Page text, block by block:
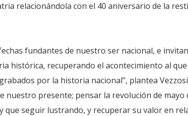
relacionándola con el 40 aniversario de la
fundantes de nuestro ser nacional, e
histórica, recuperando el acontecimiento al
por la historia nacional”, plantea
nuestro presente; pensar la revolución de mayo
que seguir lustrando, y recuperar su valor en